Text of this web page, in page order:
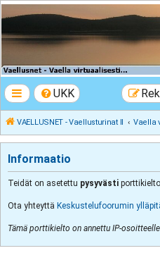
VAELLUSNET -
Vaellusturinat II
UKK
VAELLUSNET - Vaellusturinat II Vaella
Informaatio
Teidät on asetettu pysyvästi
Ota yhteyttä Keskustelufoorumin
Tämä porttikielto on annettu IP-